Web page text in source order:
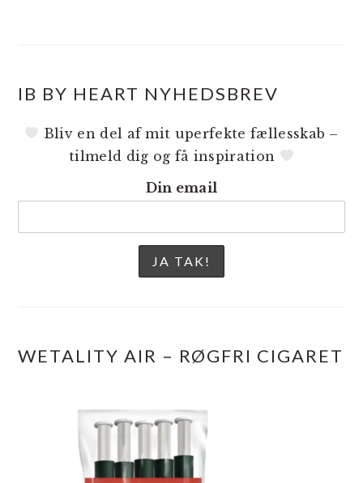
IB BY HEART NYHEDSBREV
Bliv en del af mit uperfekte fællesskab –
tilmeld dig og få inspiration
Din email
WETALITY AIR – RØGFRI CIGARET